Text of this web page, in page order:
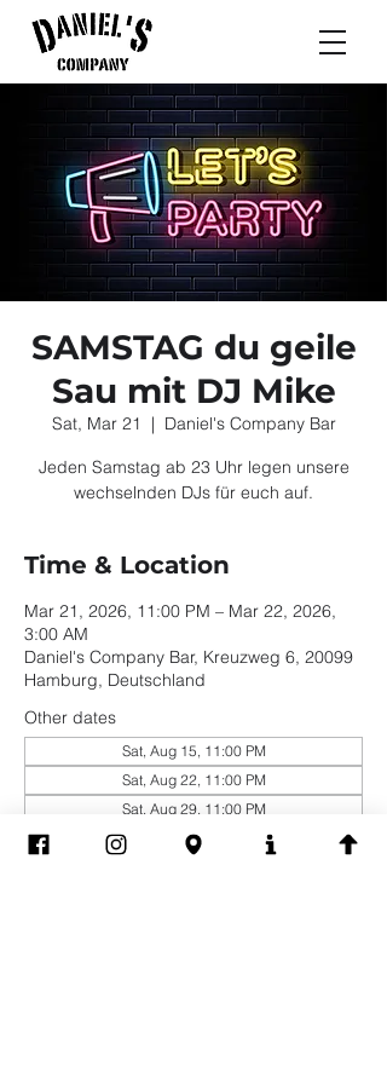
SAMSTAG du geile
Sau mit DJ Mike
Sat, Mar 21
  |
Daniel's Company Bar
Jeden Samstag ab 23 Uhr legen unsere
wechselnden DJs für euch auf.
Time & Location
Mar 21, 2026, 11:00 PM – Mar 22, 2026,
3:00 AM
Daniel's Company Bar, Kreuzweg 6, 20099
Hamburg, Deutschland
Other dates
Sat, Aug 15, 11:00 PM
Sat, Aug 22, 11:00 PM
Sat, Aug 29, 11:00 PM
View all 19 dates